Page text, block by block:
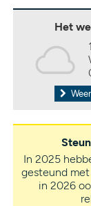
Het
In 2025
gesteund
in 2026